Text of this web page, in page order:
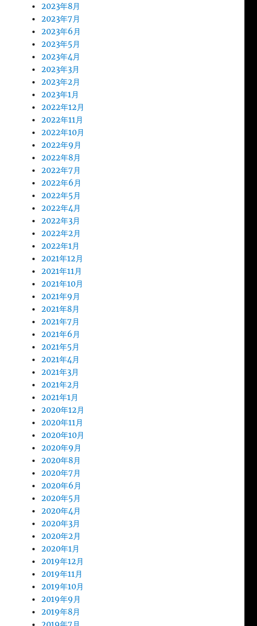
2023年8月
2023年7月
2023年6月
2023年5月
2023年4月
2023年3月
2023年2月
2023年1月
2022年12月
2022年11月
2022年10月
2022年9月
2022年8月
2022年7月
2022年6月
2022年5月
2022年4月
2022年3月
2022年2月
2022年1月
2021年12月
2021年11月
2021年10月
2021年9月
2021年8月
2021年7月
2021年6月
2021年5月
2021年4月
2021年3月
2021年2月
2021年1月
2020年12月
2020年11月
2020年10月
2020年9月
2020年8月
2020年7月
2020年6月
2020年5月
2020年4月
2020年3月
2020年2月
2020年1月
2019年12月
2019年11月
2019年10月
2019年9月
2019年8月